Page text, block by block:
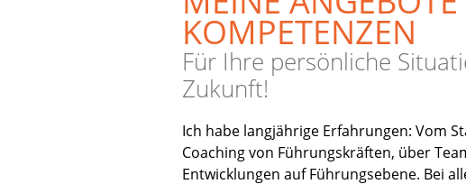
KOMPETENZEN
Für Ihre persönliche
Zukunft!
Ich habe langjährige Erfahrungen: Vom
Coaching von Führungskräften, über
Entwicklungen auf Führungsebene. Bei